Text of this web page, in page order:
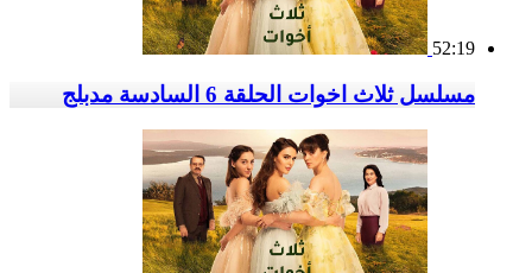
52:19
مسلسل ثلاث اخوات الحلقة 6 السادسة مدبلج